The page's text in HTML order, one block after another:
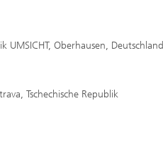
Oberhausen, Deutschland
Tschechische Republik